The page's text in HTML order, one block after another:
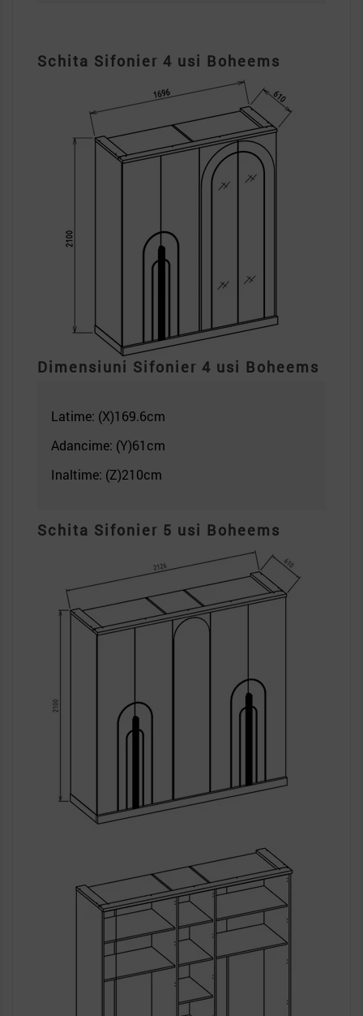
Schita Sifonier 4 usi Boheems
Dimensiuni Sifonier 4 usi Boheems
Latime: (X)169.6cm
Adancime: (Y)61cm
Inaltime: (Z)210cm
Schita Sifonier 5 usi Boheems